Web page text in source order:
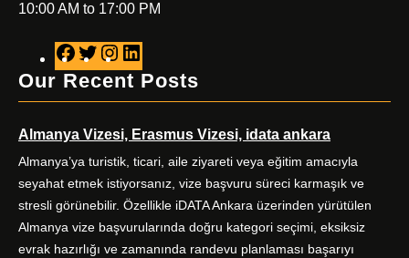
10:00 AM to 17:00 PM
F
a
b
o
o
k
T
w
t
e
r
n
a
g
r
a
m
i
e
d
I
n
Our Recent Posts
Almanya Vizesi, Erasmus Vizesi, idata ankara
Almanya’ya turistik, ticari, aile ziyareti veya eğitim amacıyla
seyahat etmek istiyorsanız, vize başvuru süreci karmaşık ve
stresli görünebilir. Özellikle iDATA Ankara üzerinden yürütülen
Almanya vize başvurularında doğru kategori seçimi, eksiksiz
evrak hazırlığı ve zamanında randevu planlaması başarıyı